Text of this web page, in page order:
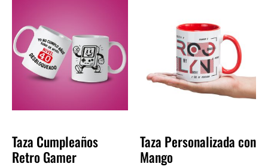
Taza Cumpleaños
Retro Gamer
Taza Personalizada con
Mango